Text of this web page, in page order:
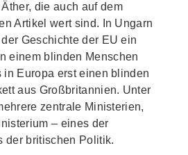
die auch auf dem
Artikel wert sind. In Ungarn
Geschichte der EU ein
einem blinden Menschen
in Europa erst einen blinden
aus Großbritannien. Unter
zentrale Ministerien,
– eines der
der britischen Politik.